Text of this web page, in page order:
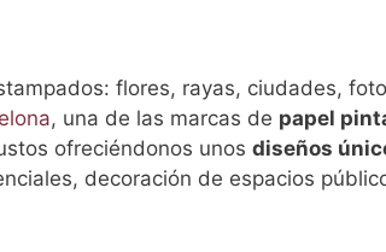
flores, rayas, ciudades,
, una de las marcas de papel
ofreciéndonos unos diseños
decoración de espacios